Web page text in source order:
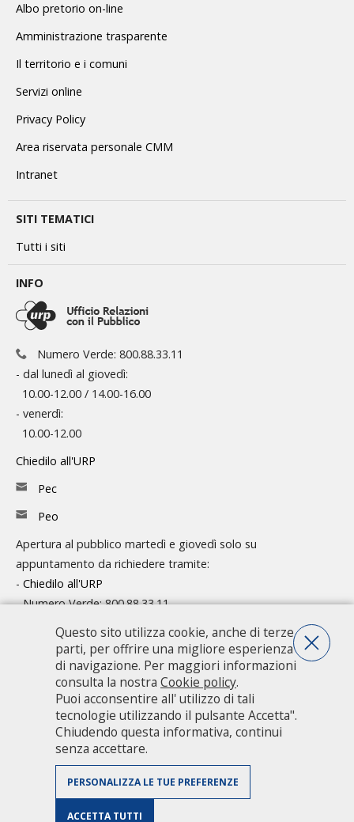
Albo pretorio on-line
Amministrazione trasparente
Il territorio e i comuni
Servizi online
Privacy Policy
Area riservata personale CMM
Intranet
SITI TEMATICI
Tutti i siti
INFO
Numero Verde: 800.88.33.11
- dal lunedì al giovedì:
10.00-12.00 / 14.00-16.00
- venerdì:
10.00-12.00
Chiedilo all'URP
Pec
Peo
Apertura al pubblico martedì e giovedì solo su
appuntamento da richiedere tramite:
- Chiedilo all'URP
- Numero Verde: 800.88.33.11
Consulta l'organigramma
Accedi agli atti
Guida pratica ai servizi e alla modulistica
Città metropolitana di Milano - Via Vivaio, 1 - 20122 Milano - centralino
02 7740.1 |PEC - Posta Elettronica Certificata
Elettronica Ordinaria| P.IVA 08911820960
Accessibilità|Dichiarazione di accessibilità|Obiettivi di accessibilità
Valuta il sito|Privacy Policy
Questo sito utilizza cookie, anche di terze
parti, per offrire una migliore esperienza
di navigazione. Per maggiori informazioni
consulta la nostra Cookie policy.
Puoi acconsentire all' utilizzo di tali
tecnologie utilizzando il pulsante Accetta".
Chiudendo questa informativa, continui
senza accettare.
PERSONALIZZA LE TUE PREFERENZE
ACCETTA TUTTI